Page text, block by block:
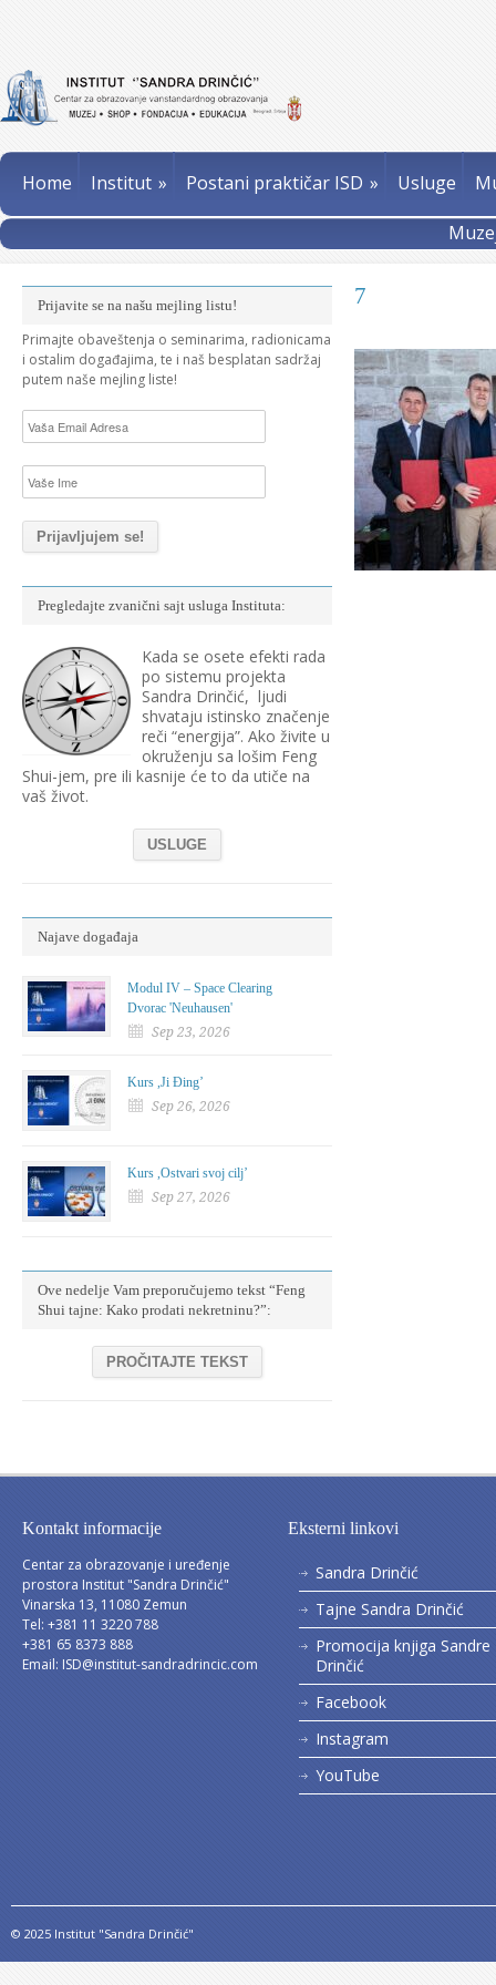
Home Institut » Postani praktičar ISD » Usluge
7
Prijavite se na našu mejling listu!
Primajte obaveštenja o seminarima, radionicama
i ostalim događajima, te i naš besplatan sadržaj
putem naše mejling liste!
Pregledajte zvanični sajt usluga Instituta:
Kada se osete efekti rada
po sistemu projekta
Sandra Drinčić, ljudi
shvataju istinsko značenje
reči “energija”. Ako živite u
okruženju sa lošim Feng
Shui-jem, pre ili kasnije će to da utiče na
vaš život.
USLUGE
Najave događaja
Modul IV – Space Clearing
Dvorac 'Neuhausen'
Sep 23, 2026
Kurs ,Ji Đing’
Sep 26, 2026
Kurs ,Ostvari svoj cilj’
Sep 27, 2026
Ove nedelje Vam preporučujemo tekst “Feng
Shui tajne: Kako prodati nekretninu?”:
PROČITAJTE TEKST
Kontakt informacije
Centar za obrazovanje i uređenje
prostora Institut "Sandra Drinčić"
Vinarska 13, 11080 Zemun
Tel: +381 11 3220 788
+381 65 8373 888
Email: ISD@institut-sandradrincic.com
Eksterni linkovi
Sandra Drinčić
Tajne Sandra Drinčić
Promocija knjiga Sandre
Drinčić
Facebook
Instagram
YouTube
© 2025 Institut "Sandra Drinčić"